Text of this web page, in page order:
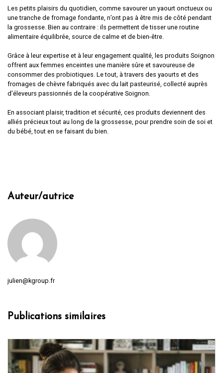
Les petits plaisirs du quotidien, comme savourer un yaourt onctueux ou
une tranche de fromage fondante, n’ont pas à être mis de côté pendant
la grossesse. Bien au contraire : ils permettent de tisser une routine
alimentaire équilibrée, source de calme et de bien-être.
Grâce à leur expertise et à leur engagement qualité, les produits Soignon
offrent aux femmes enceintes une manière sûre et savoureuse de
consommer des probiotiques. Le tout, à travers des yaourts et des
fromages de chèvre fabriqués avec du lait pasteurisé, collecté auprès
d’éleveurs passionnés de la coopérative Soignon.
En associant plaisir, tradition et sécurité, ces produits deviennent des
alliés précieux tout au long de la grossesse, pour prendre soin de soi et
du bébé, tout en se faisant du bien.
Auteur/autrice
julien@kgroup.fr
Publications similaires